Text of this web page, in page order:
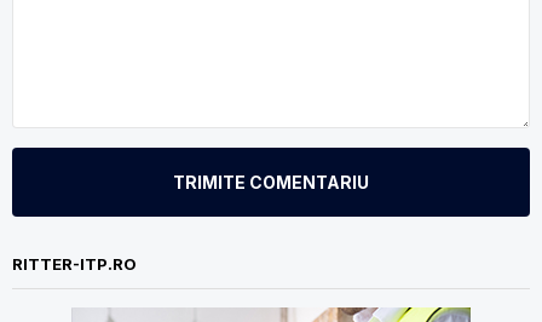
TRIMITE COMENTARIU
RITTER-ITP.RO